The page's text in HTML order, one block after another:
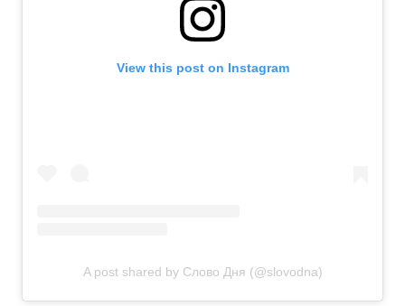
View this post on Instagram
A post shared by Слово Дня (@slovodna)